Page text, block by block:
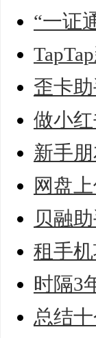
“一证
歪卡
做小
新手
网盘
贝融
租手
时隔3
总结